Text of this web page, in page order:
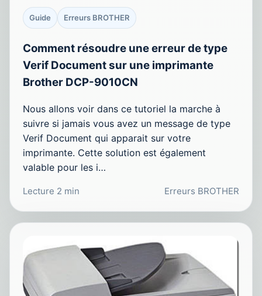
Guide Erreurs BROTHER
Comment résoudre une erreur de type
Verif Document sur une imprimante
Brother DCP-9010CN
Nous allons voir dans ce tutoriel la marche à
suivre si jamais vous avez un message de type
Verif Document qui apparait sur votre
imprimante. Cette solution est également
valable pour les i…
Lecture 2 min Erreurs BROTHER